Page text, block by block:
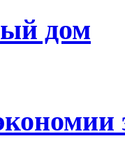
дом